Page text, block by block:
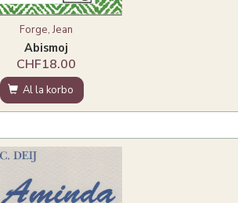
Forge, Jean
Abismoj
CHF18.00
Al la korbo